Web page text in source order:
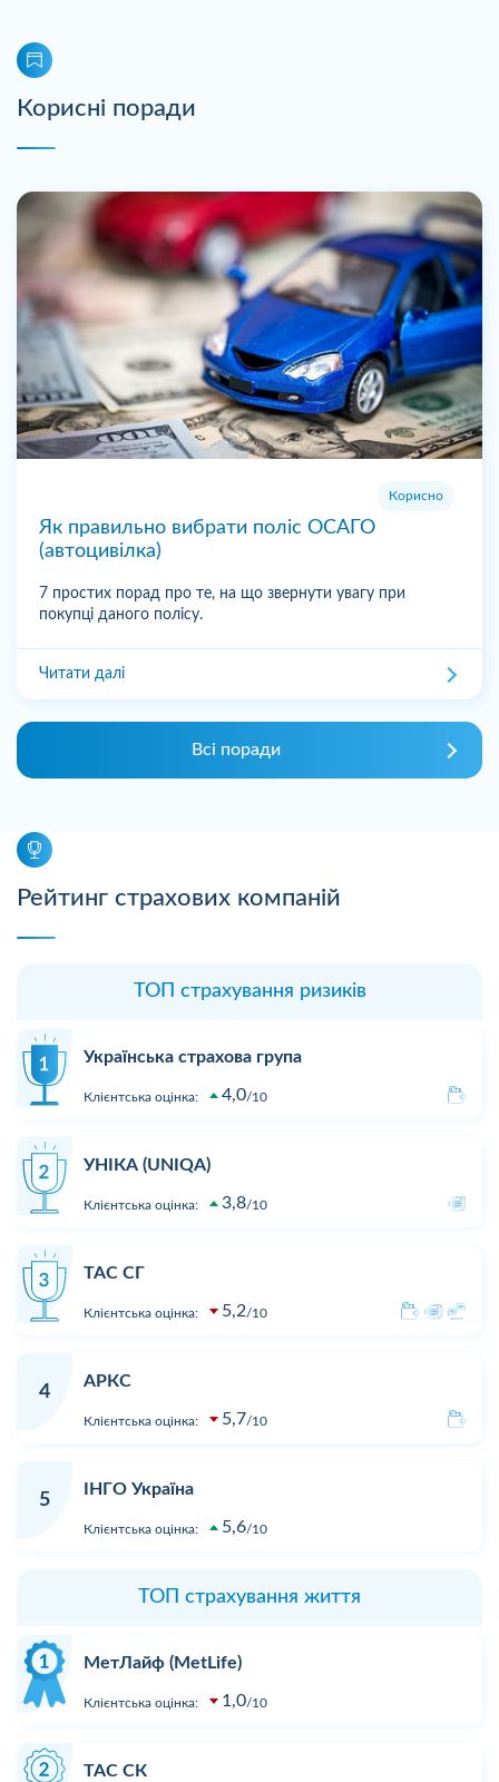
Корисні поради
Корисно
Як правильно вибрати поліс ОСАГО
(автоцивілка)
7 простих порад про те, на що звернути увагу при
покупці даного полісу.
Читати далі
Всі поради
Рейтинг страхових компаній
ТОП страхування ризиків
Українська страхова група
Клієнтська оцінка: 4,0 10
УНІКА (UNIQA)
Клієнтська оцінка: 3,8 10
ТАС СГ
Клієнтська оцінка: 5,2 10
4
АРКС
Клієнтська оцінка: 5,7 10
5
ІНГО Україна
Клієнтська оцінка: 5,6 10
ТОП страхування життя
МетЛайф (MetLife)
Клієнтська оцінка: 1,0 10
ТАС СК